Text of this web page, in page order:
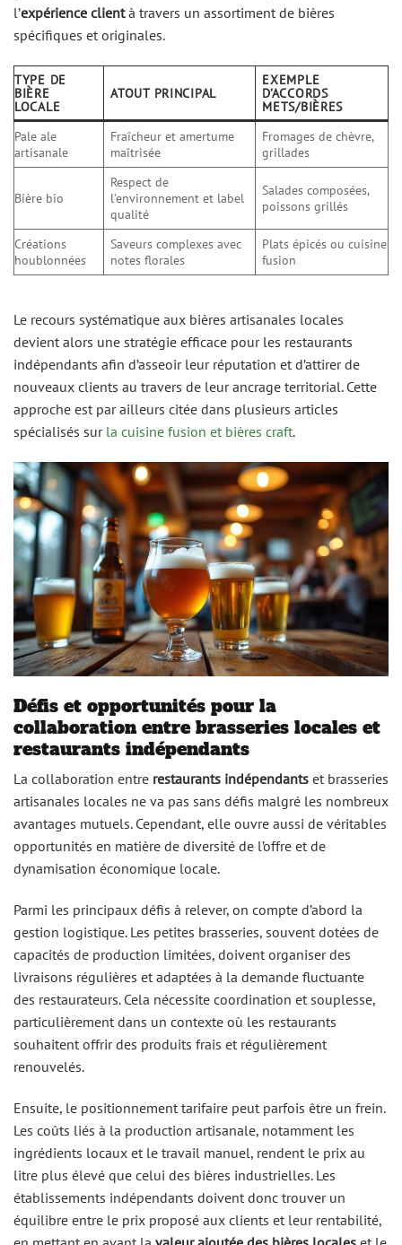
l’expérience clientà travers un assortiment de bières
spécifiques et originales.
TYPE DE
BIÈRE
LOCALE
ATOUT PRINCIPAL
EXEMPLE
D’ACCORDS
METS/BIÈRES
Pale ale
artisanale
Fraîcheur et amertume
maîtrisée
Fromages de chèvre,
grillades
Bière bio
Respect de
l’environnement et label
qualité
Salades composées,
poissons grillés
Créations
houblonnées
Saveurs complexes avec
notes florales
Plats épicés ou cuisine
fusion
Le recours systématique aux bières artisanales locales
devient alors une stratégie efficace pour les restaurants
indépendants afin d’asseoir leur réputation et d’attirer de
nouveaux clients au travers de leur ancrage territorial. Cette
approche est par ailleurs citée dans plusieurs articles
spécialisés sur la cuisine fusion et bières craft.
Défis et opportunités pour la
collaboration entre brasseries locales et
restaurants indépendants
La collaboration entre restaurants indépendants et brasseries
artisanales locales ne va pas sans défis malgré les nombreux
avantages mutuels. Cependant, elle ouvre aussi de véritables
opportunités en matière de diversité de l’offre et de
dynamisation économique locale.
Parmi les principaux défis à relever, on compte d’abord la
gestion logistique. Les petites brasseries, souvent dotées de
capacités de production limitées, doivent organiser des
livraisons régulières et adaptées à la demande fluctuante
des restaurateurs. Cela nécessite coordination et souplesse,
particulièrement dans un contexte où les restaurants
souhaitent offrir des produits frais et régulièrement
renouvelés.
Ensuite, le positionnement tarifaire peut parfois être un frein.
Les coûts liés à la production artisanale, notamment les
ingrédients locaux et le travail manuel, rendent le prix au
litre plus élevé que celui des bières industrielles. Les
établissements indépendants doivent donc trouver un
équilibre entre le prix proposé aux clients et leur rentabilité,